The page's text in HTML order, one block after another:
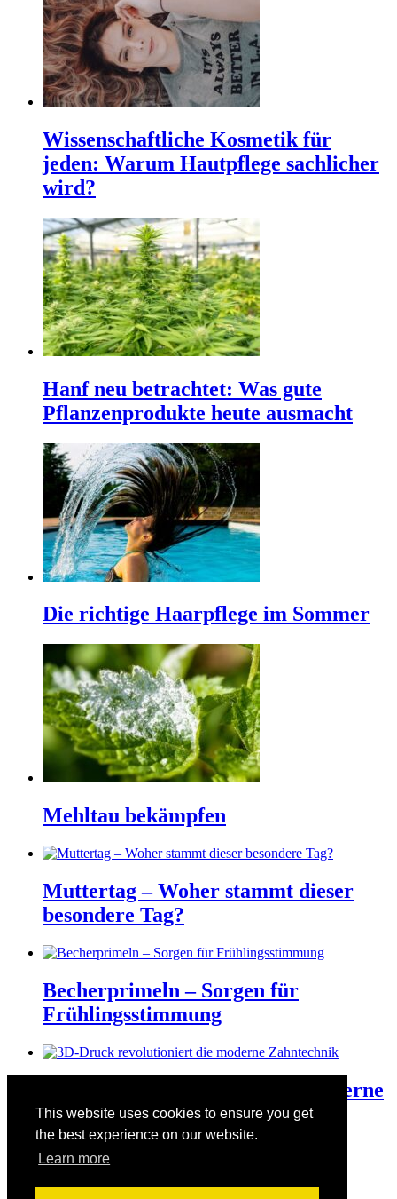
This website uses cookies to ensure you get
the best experience on our website.
Learn more
Wissenschaftliche Kosmetik für
jeden: Warum Hautpflege sachlicher
wird?
Hanf neu betrachtet: Was gute
Pflanzenprodukte heute ausmacht
Die richtige Haarpflege im Sommer
Mehltau bekämpfen
Muttertag – Woher stammt dieser
besondere Tag?
Becherprimeln – Sorgen für
Frühlingsstimmung
3D-Druck revolutioniert die moderne
Zahntechnik
Der Valentinstag am 14. Februar